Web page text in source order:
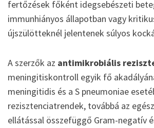
fertőzések főként idegsebészeti
immunhiányos állapotban vagy
újszülötteknél jelentenek súlyos
A szerzők az antimikrobiális
meningitiskontroll egyik fő
meningitidis és a S pneumoniae
rezisztenciatrendek, továbbá az
ellátással összefüggő Gram-negatív